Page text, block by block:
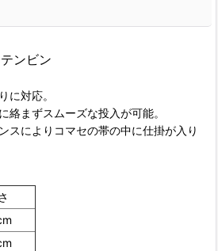
ンビン
に対応。
まずスムーズな投入が可能。
スによりコマセの帯の中に仕掛が入り